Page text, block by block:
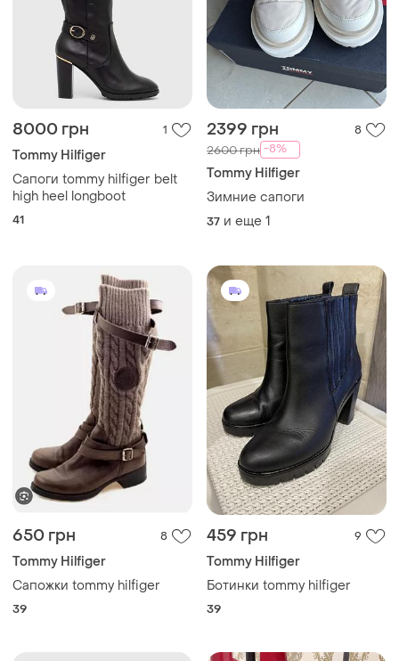
8000 грн 1
Tommy Hilfiger
Сапоги tommy hilfiger belt
high heel longboot
41
2399 грн 8
2600 грн -8%
Tommy Hilfiger
Зимние сапоги
37 и еще 1
650 грн 8
Tommy Hilfiger
Сапожки tommy hilfiger
39
459 грн 9
Tommy Hilfiger
Ботинки tommy hilfiger
39